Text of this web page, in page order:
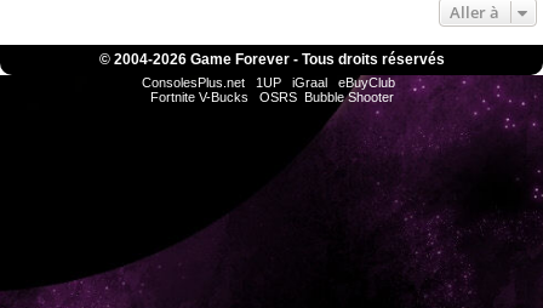
Aller à
© 2004-2026 Game Forever - Tous droits réservés
ConsolesPlus.net 1UP iGraal
eBuyClub
Fortnite V-Bucks
OSRS Bubble Shooter